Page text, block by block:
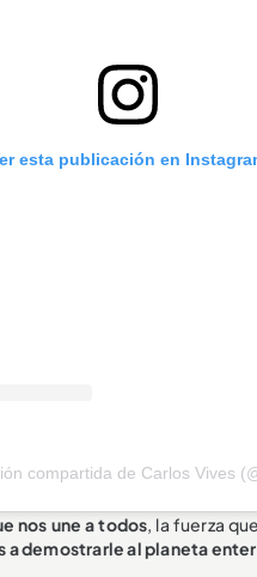
esta publicación en
compartida de Carlos Vives
nos une a todos, la fuerza
a demostrarle al planeta